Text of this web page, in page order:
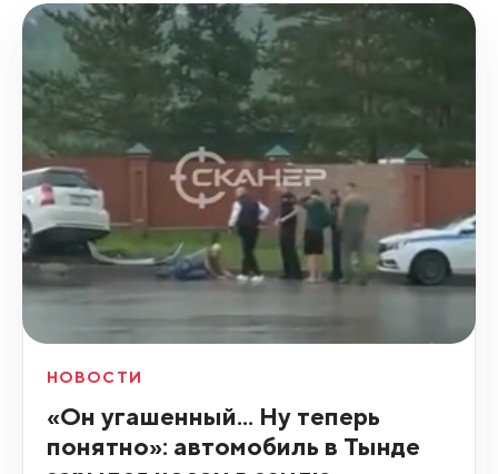
НОВОСТИ
«Он угашенный... Ну теперь
понятно»: автомобиль в Тынде